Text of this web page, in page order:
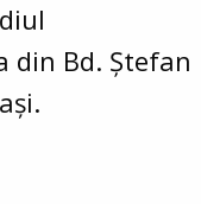
din Bd. Ștefan